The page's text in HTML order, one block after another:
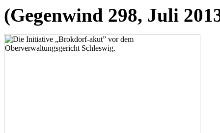
(Gegenwind 298, Juli